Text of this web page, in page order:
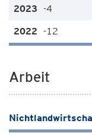
-4
-12
Arbeit